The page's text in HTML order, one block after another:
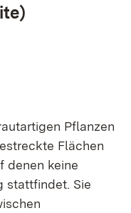
Pflanzen
Flächen
denen keine
stattfindet. Sie